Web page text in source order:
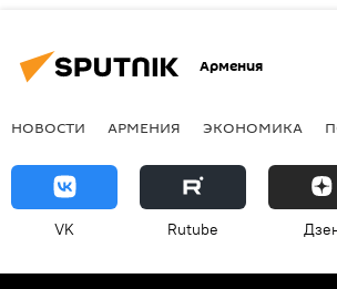
Армения
НОВОСТИ АРМЕНИЯ ЭКОНОМИКА
VK Rutube